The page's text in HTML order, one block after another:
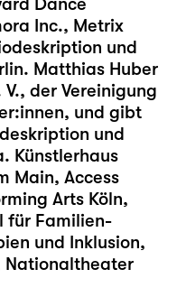
Inc., Metrix
und
Matthias Huber
der Vereinigung
und gibt
und
Künstlerhaus
Main, Access
Arts Köln,
für Familien-
und Inklusion,
Nationaltheater